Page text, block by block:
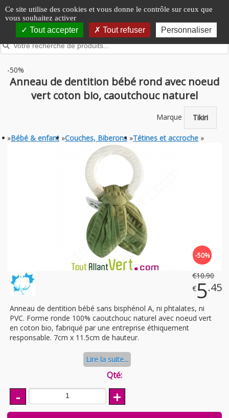
Panneau de gestion des cookies
Ce site utilise des cookies et vous donne le contrôle sur ceux que
vous souhaitez activer
Tout accepter Tout refuser Personnaliser
-50%
Anneau de dentition bébé rond avec noeud
vert coton bio, caoutchouc naturel
Marque Tikiri
»Bébé & enfant »Couches, Biberons »Tétines et accroche »
-50%
€10.90
€5.45
Anneau de dentition bébé sans bisphénol A, ni phtalates, ni
PVC. Forme ronde 100% caoutchouc naturel avec noeud vert
en coton bio, fabriqué par une entreprise éthiquement
responsable. 7cm x 11.5cm de hauteur.
Lire la suite...
Qté:
- +